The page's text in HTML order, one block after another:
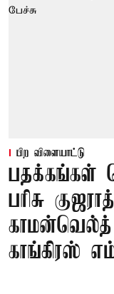
பிற விளையாட்டு
பதக்கங்கள்
பரிசு
காமன்வெல்த்
காங்கிரஸ்